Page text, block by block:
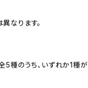
なります。
5種のうち、いずれか1種が